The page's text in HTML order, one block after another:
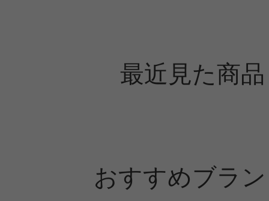
最近見た商品
おすすめブラ